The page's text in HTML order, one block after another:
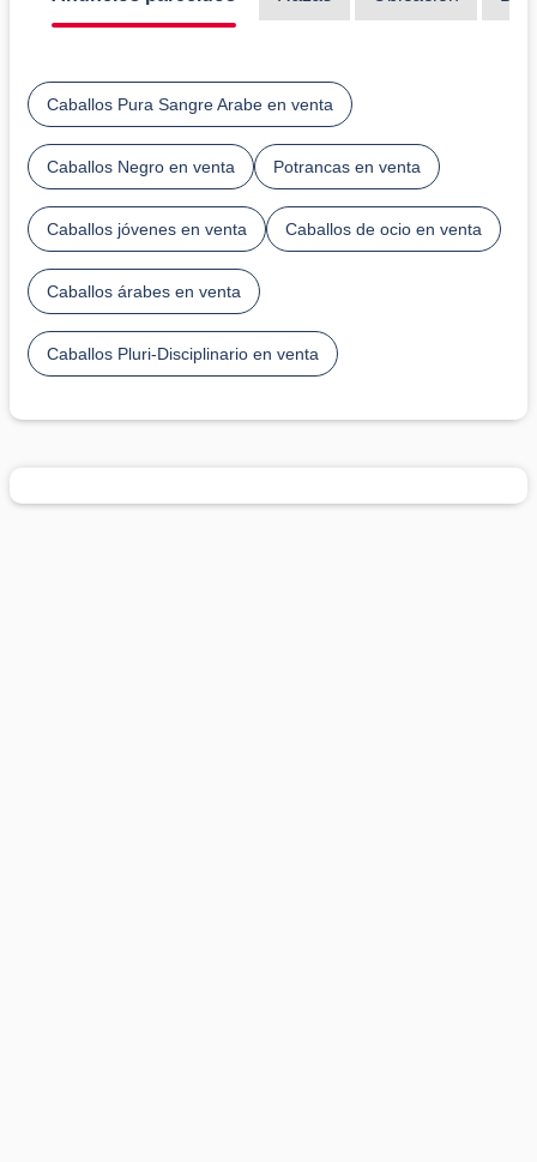
Caballos Pura Sangre Arabe en venta
Caballos Negro en venta Potrancas en venta
Caballos jóvenes en venta Caballos de ocio en venta
Caballos árabes en venta
Caballos Pluri-Disciplinario en venta